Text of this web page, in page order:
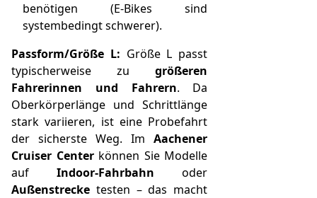
benötigen (E‑Bikes sind
systembedingt schwerer).
Passform/Größe L: Größe L passt
typischerweise zugrößeren
Fahrerinnen und Fahrern. Da
Oberkörperlänge und Schrittlänge
stark variieren, ist eine Probefahrt
der sicherste Weg. ImAachener
Cruiser Centerkönnen Sie Modelle
aufIndoor-Fahrbahn oder
Außenstrecke testen – das macht